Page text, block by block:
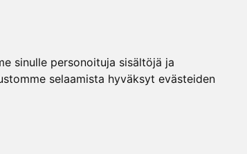
sinulle personoituja sisältöjä ja
selaamista hyväksyt evästeiden